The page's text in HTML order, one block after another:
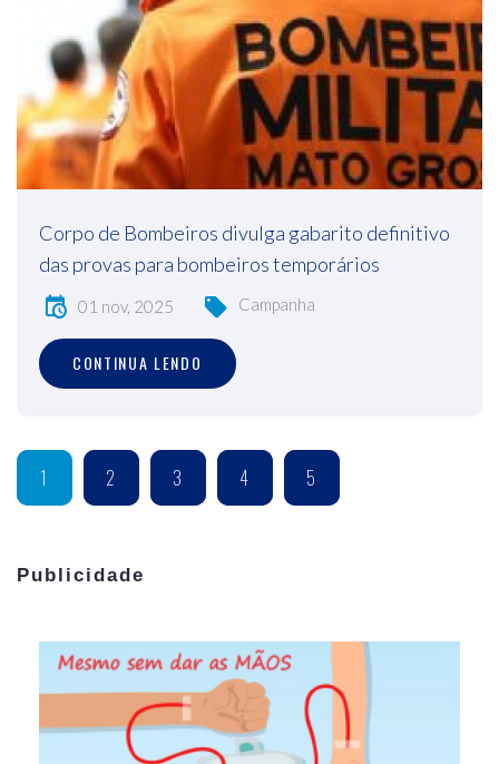
Corpo de Bombeiros divulga gabarito definitivo
das provas para bombeiros temporários
01 nov, 2025 Campanha
CONTINUA LENDO
1 2 3 4 5
Publicidade